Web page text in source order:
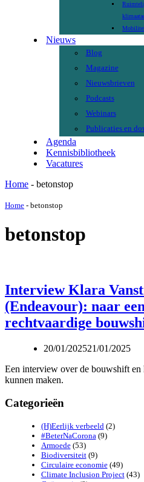
Nieuws
Blog
Magazine
Nieuwsbrieven
Podcasts
Webinars
Publicaties en
Agenda
Kennisbibliotheek
Vacatures
Home - betonstop
Home - betonstop
betonstop
Interview Klara
(Endeavour): naar
rechtvaardige
20/01/202521/01/2025
Een interview over de bouwshift en
kunnen maken.
Categorieën
(H)Eerlijk verbeeld(2)
#BeterNaCorona(9)
Armoede(53)
Biodiversiteit(9)
Circulaire economie(49)
Climate Inclusion Project(43)